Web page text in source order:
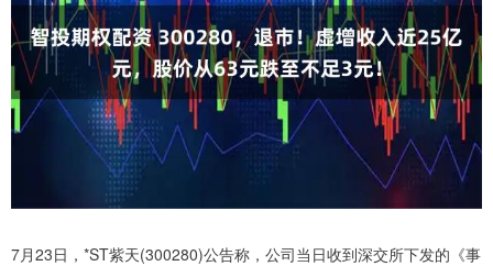
7月23日，*ST紫天(300280)公告称，公司当日收到深交所下发的《事